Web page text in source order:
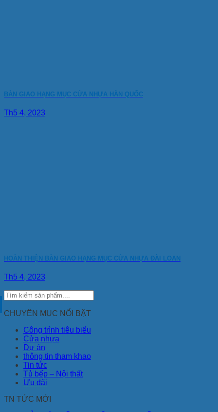
BÀN GIAO HẠNG MỤC CỬA NHỰA HÀN QUỐC
Th5 4, 2023
HOÀN THIỆN BÀN GIAO HẠNG MỤC CỬA NHỰA ĐÀI LOAN
Th5 4, 2023
CHUYÊN MỤC NỔI BẬT
Công trình tiêu biểu
Cửa nhựa
Dự án
thông tin tham khao
Tin tức
Tủ bếp – Nội thất
Ưu đãi
TN TỨC MỚI